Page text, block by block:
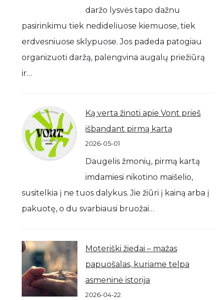
daržo lysvės tapo dažnu
pasirinkimu tiek nedideliuose kiemuose, tiek
erdvesniuose sklypuose. Jos padeda patogiau
organizuoti daržą, palengvina augalų priežiūrą
ir…
Ką verta žinoti apie Vont prieš
išbandant pirmą kartą
2026-05-01
Daugelis žmonių, pirmą kartą
imdamiesi nikotino maišelio,
susitelkia į ne tuos dalykus. Jie žiūri į kainą arba į
pakuotę, o du svarbiausi bruožai…
Moteriški žiedai – mažas
papuošalas, kuriame telpa
asmeninė istorija
2026-04-22